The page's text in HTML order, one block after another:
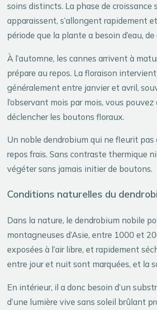
soins distincts. La phase de croissance
apparaissent, s’allongent rapidement
période que la plante a besoin d’eau,
À l’automne, les cannes arrivent à
prépare au repos. La floraison
généralement entre janvier et avril,
l’observant mois par mois, vous
déclencher les boutons floraux.
Un noble dendrobium qui ne fleurit
repos frais. Sans contraste thermique
végéter sans jamais initier de boutons.
Conditions naturelles du
Dans la nature, le dendrobium nobile
montagneuses d’Asie, entre 1000 et
exposées à l’air libre, et rapidement
entre jour et nuit sont marquées, et la
En intérieur, il a donc besoin d’un
d’une lumière vive sans soleil brûlant